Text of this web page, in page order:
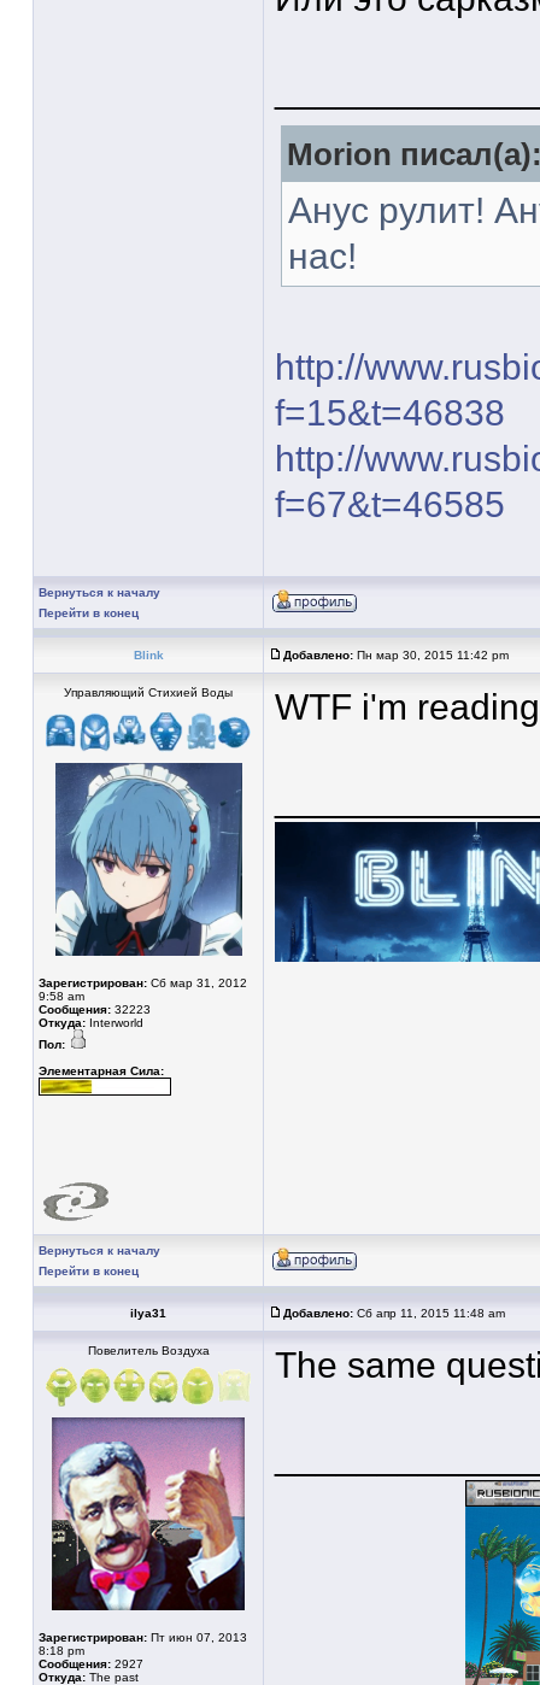
Morion
Анус рулит!
нас!
http://
f=15&t=46838
http://
f=67&t=46585
Вернуться к началу
Перейти в конец
Blink Добавлено: Пн мар 30, 2015 11:42 pm
Управляющий Стихией Воды
Зарегистрирован: Сб мар 31, 2012
9:58 am
Сообщения: 32223
Откуда: Interworld
Пол:
Элементарная Сила:
WTF i'm
Вернуться к началу
Перейти в конец
ilya31 Добавлено: Сб апр 11, 2015 11:48 am
Повелитель Воздуха
Зарегистрирован: Пт июн 07, 2013
8:18 pm
Сообщения: 2927
Откуда: The past
The same